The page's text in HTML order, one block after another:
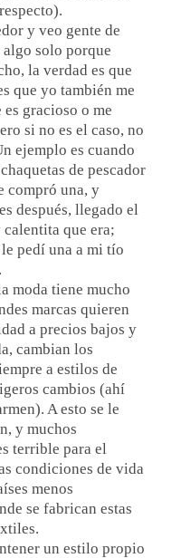
y veo gente de
solo porque
la verdad es que
que yo también me
gracioso o me
si no es el caso, no
ejemplo es cuando
de pescador
compró una, y
después, llegado el
que era;
pedí una a mi tío
moda tiene mucho
marcas quieren
a precios bajos y
cambian los
a estilos de
cambios (ahí
A esto se le
y muchos
terrible para el
condiciones de vida
menos
se fabrican estas
un estilo propio